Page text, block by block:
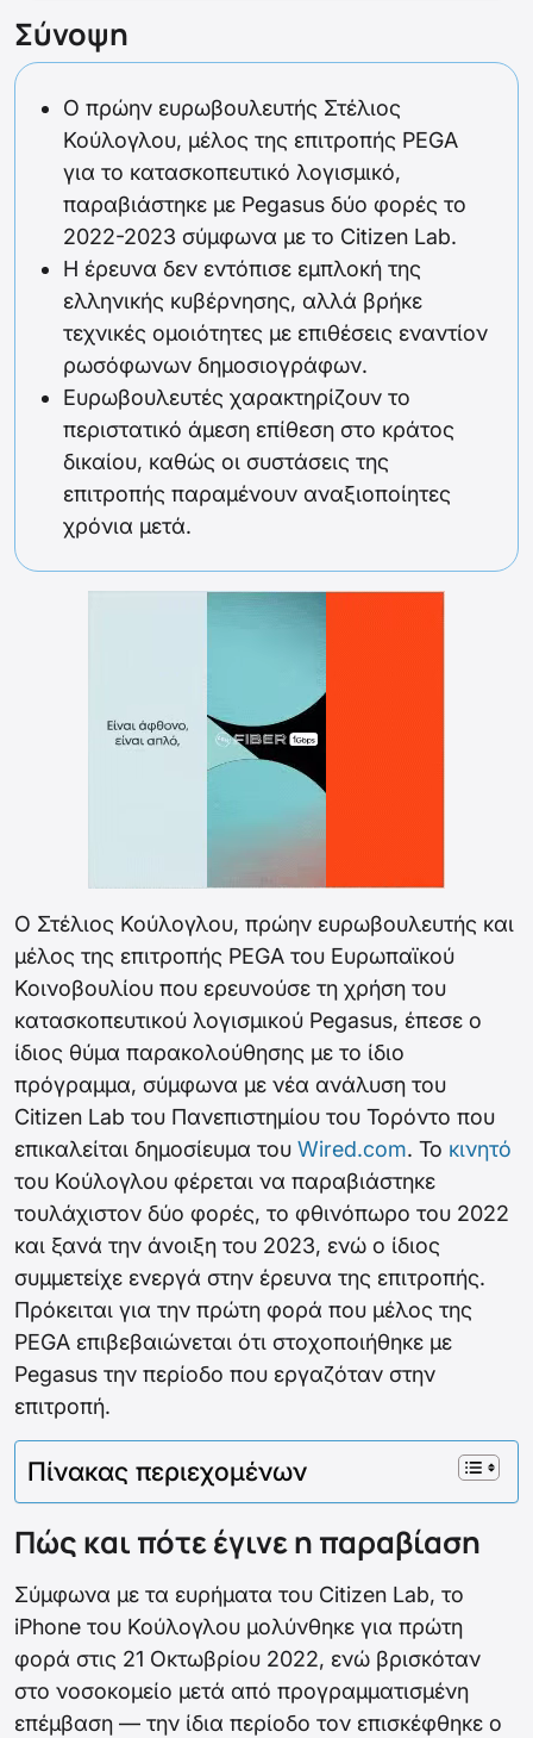
Σύνοψη
Ο πρώην ευρωβουλευτής Στέλιος
Κούλογλου, μέλος της επιτροπής PEGA
για το κατασκοπευτικό λογισμικό,
παραβιάστηκε με Pegasus δύο φορές το
2022-2023 σύμφωνα με το Citizen Lab.
Η έρευνα δεν εντόπισε εμπλοκή της
ελληνικής κυβέρνησης, αλλά βρήκε
τεχνικές ομοιότητες με επιθέσεις εναντίον
ρωσόφωνων δημοσιογράφων.
Ευρωβουλευτές χαρακτηρίζουν το
περιστατικό άμεση επίθεση στο κράτος
δικαίου, καθώς οι συστάσεις της
επιτροπής παραμένουν αναξιοποίητες
χρόνια μετά.
Ο Στέλιος Κούλογλου, πρώην ευρωβουλευτής και
μέλος της επιτροπής PEGA του Ευρωπαϊκού
Κοινοβουλίου που ερευνούσε τη χρήση του
κατασκοπευτικού λογισμικού Pegasus, έπεσε ο
ίδιος θύμα παρακολούθησης με το ίδιο
πρόγραμμα, σύμφωνα με νέα ανάλυση του
Citizen Lab του Πανεπιστημίου του Τορόντο που
επικαλείται δημοσίευμα του Wired.com. Το κινητό
του Κούλογλου φέρεται να παραβιάστηκε
τουλάχιστον δύο φορές, το φθινόπωρο του 2022
και ξανά την άνοιξη του 2023, ενώ ο ίδιος
συμμετείχε ενεργά στην έρευνα της επιτροπής.
Πρόκειται για την πρώτη φορά που μέλος της
PEGA επιβεβαιώνεται ότι στοχοποιήθηκε με
Pegasus την περίοδο που εργαζόταν στην
επιτροπή.
Πίνακας περιεχομένων
Πώς και πότε έγινε η παραβίαση
Σύμφωνα με τα ευρήματα του Citizen Lab, το
iPhone του Κούλογλου μολύνθηκε για πρώτη
φορά στις 21 Οκτωβρίου 2022, ενώ βρισκόταν
στο νοσοκομείο μετά από προγραμματισμένη
επέμβαση — την ίδια περίοδο τον επισκέφθηκε ο